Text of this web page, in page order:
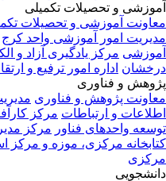
و تحصیلات تکمیلی
آموزشی و تحصیلات
امور آموزشی واحد کرج
مرکز یادگیری آزاد و
اداره امور ترفیع و
و فناوری
پژوهش و فناوری
و ارتباطات مرکز
واحدهای فناور مرکز
مرکزی، موزه و مرکز